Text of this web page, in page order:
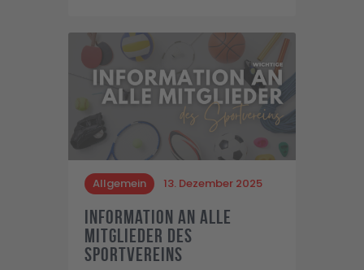
Allgemein 13. Dezember 2025
Information an alle
Mitglieder des
Sportvereins